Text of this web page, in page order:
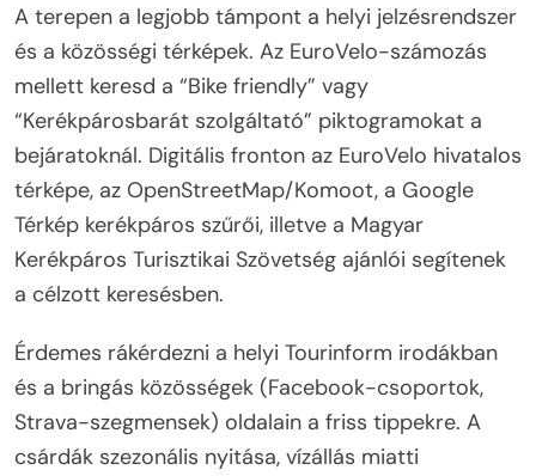
A terepen a legjobb támpont a helyi jelzésrendszer
és a közösségi térképek. Az EuroVelo-számozás
mellett keresd a “Bike friendly” vagy
“Kerékpárosbarát szolgáltató” piktogramokat a
bejáratoknál. Digitális fronton az EuroVelo hivatalos
térképe, az OpenStreetMap/Komoot, a Google
Térkép kerékpáros szűrői, illetve a Magyar
Kerékpáros Turisztikai Szövetség ajánlói segítenek
a célzott keresésben.
Érdemes rákérdezni a helyi Tourinform irodákban
és a bringás közösségek (Facebook-csoportok,
Strava-szegmensek) oldalain a friss tippekre. A
csárdák szezonális nyitása, vízállás miatti